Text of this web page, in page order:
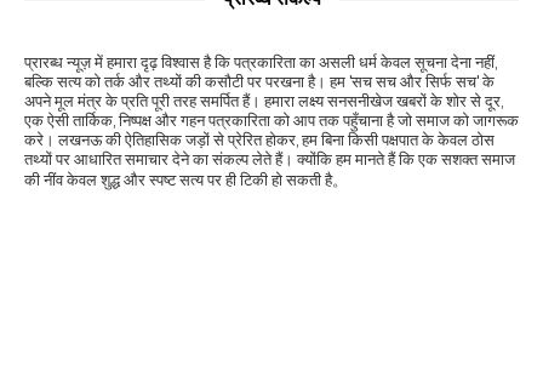
प्रारब्ध न्यूज़ में हमारा दृढ़ विश्वास है कि पत्रकारिता का असली धर्म केवल सूचना देना नहीं,
बल्कि सत्य को तर्क और तथ्यों की कसौटी पर परखना है। हम 'सच सच और सिर्फ सच' के
अपने मूल मंत्र के प्रति पूरी तरह समर्पित हैं। हमारा लक्ष्य सनसनीखेज खबरों के शोर से दूर,
एक ऐसी तार्किक, निष्पक्ष और गहन पत्रकारिता को आप तक पहुँचाना है जो समाज को जागरूक
करे। लखनऊ की ऐतिहासिक जड़ों से प्रेरित होकर, हम बिना किसी पक्षपात के केवल ठोस
तथ्यों पर आधारित समाचार देने का संकल्प लेते हैं। क्योंकि हम मानते हैं कि एक सशक्त समाज
की नींव केवल शुद्ध और स्पष्ट सत्य पर ही टिकी हो सकती है。